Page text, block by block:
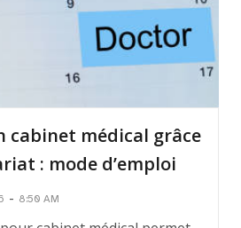
cabinet médical grâce
: mode d’emploi
- 8:50 AM